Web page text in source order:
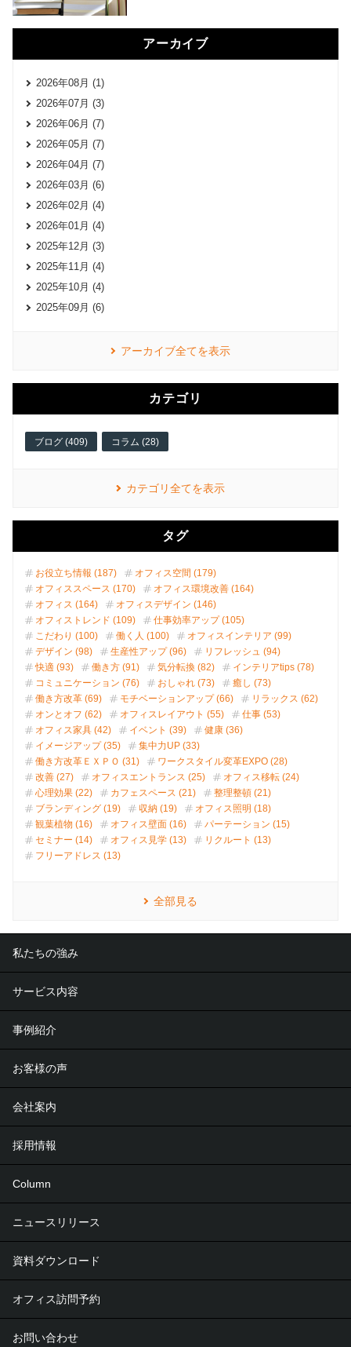
アーカイブ
2026年08月 (1)
2026年07月 (3)
2026年06月 (7)
2026年05月 (7)
2026年04月 (7)
2026年03月 (6)
2026年02月 (4)
2026年01月 (4)
2025年12月 (3)
2025年11月 (4)
2025年10月 (4)
2025年09月 (6)
アーカイブ全てを表示
カテゴリ
ブログ (409) コラム (28)
カテゴリ全てを表示
タグ
お役立ち情報 (187)
オフィス空間 (179)
オフィススペース (170)
オフィス環境改善 (164)
オフィス (164)
オフィスデザイン (146)
オフィストレンド (109)
仕事効率アップ (105)
こだわり (100)
働く人 (100)
オフィスインテリア (99)
デザイン (98)
生産性アップ (96)
リフレッシュ (94)
快適 (93)
働き方 (91) 気分転換 (82)
インテリアtips (78)
コミュニケーション (76)
おしゃれ (73)
癒し (73)
働き方改革 (69)
モチベーションアップ (66)
リラックス (62)
オンとオフ (62)
オフィスレイアウト (55)
仕事 (53)
オフィス家具 (42)
イベント (39)
健康 (36)
イメージアップ (35)
集中力UP (33)
働き方改革ＥＸＰＯ (31)
ワークスタイル変革EXPO (28)
改善 (27)
オフィスエントランス (25)
オフィス移転 (24)
心理効果 (22)
カフェスペース (21)
整理整頓 (21)
ブランディング (19)
収納 (19)
オフィス照明 (18)
観葉植物 (16)
オフィス壁面 (16)
パーテーション (15)
セミナー (14)
オフィス見学 (13)
リクルート (13)
フリーアドレス (13)
全部見る
私たちの強み
サービス内容
事例紹介
お客様の声
会社案内
採用情報
Column
ニュースリリース
資料ダウンロード
オフィス訪問予約
お問い合わせ